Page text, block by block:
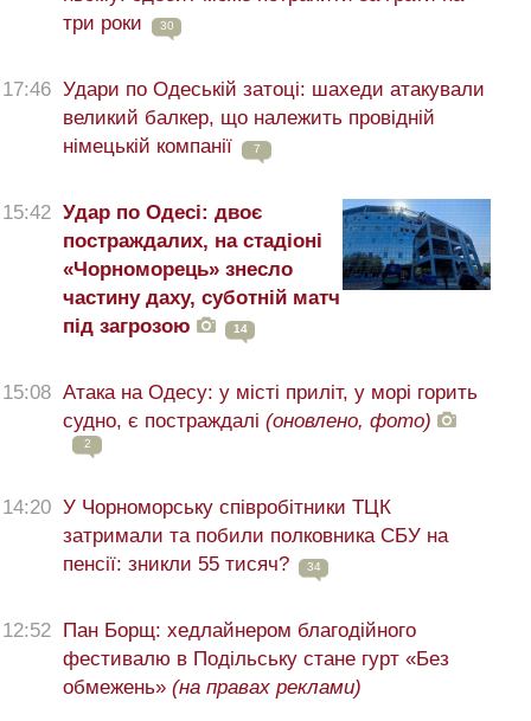
три роки
30
17:46 Удари по Одеській затоці: шахеди атакували
великий балкер, що належить провідній
німецькій компанії
7
15:42 Удар по Одесі: двоє
постраждалих, на стадіоні
«Чорноморець» знесло
частину даху, суботній матч
під загрозою
14
15:08 Атака на Одесу: у місті приліт, у морі горить
судно, є постраждалі (оновлено, фото)
2
14:20 У Чорноморську співробітники ТЦК
затримали та побили полковника СБУ на
пенсії: зникли 55 тисяч?
34
12:52 Пан Борщ: хедлайнером благодійного
фестивалю в Подільську стане гурт «Без
обмежень» (на правах реклами)